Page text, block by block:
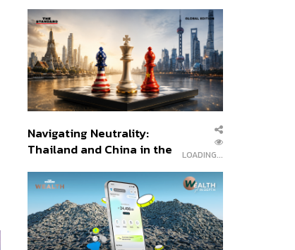
ส่วนยุทธศาสตร์ไทย –
อินโดนีเซีย
Navigating Neutrality:
Thailand and China in the
Order
LOADING...